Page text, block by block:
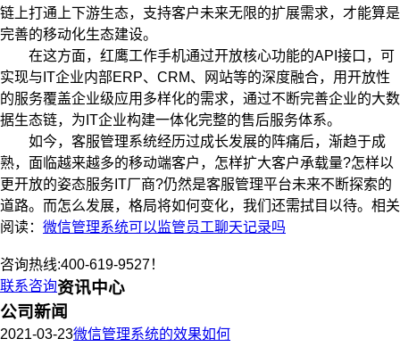
链上打通上下游生态，支持客户未来无限的扩展需求，才能算是
完善的移动化生态建设。
在这方面，红鹰工作手机通过开放核心功能的API接口，可
实现与IT企业内部ERP、CRM、网站等的深度融合，用开放性
的服务覆盖企业级应用多样化的需求，通过不断完善企业的大数
据生态链，为IT企业构建一体化完整的售后服务体系。
如今，客服管理系统经历过成长发展的阵痛后，渐趋于成
熟，面临越来越多的移动端客户，怎样扩大客户承载量?怎样以
更开放的姿态服务IT厂商?仍然是客服管理平台未来不断探索的
道路。而怎么发展，格局将如何变化，我们还需拭目以待。相关
阅读： 微信管理系统可以监管员工聊天记录吗
咨询热线:400-619-9527！
联系咨询资讯中心
公司新闻
2021-03-23微信管理系统的效果如何